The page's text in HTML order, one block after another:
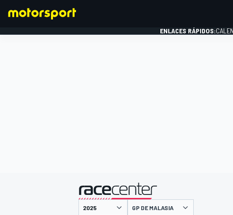
ENLACES RÁPIDOS:
presentado por
GP DE MALASIA